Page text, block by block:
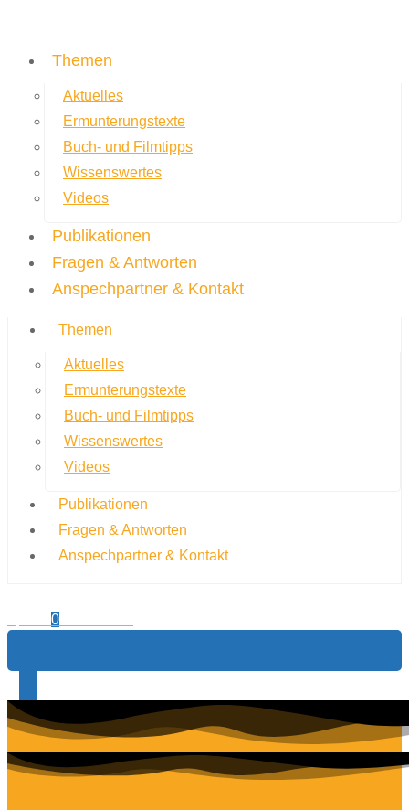
Themen
Aktuelles
Ermunterungstexte
Buch- und Filmtipps
Wissenswertes
Videos
Publikationen
Fragen & Antworten
Anspechpartner & Kontakt
Themen
Aktuelles
Ermunterungstexte
Buch- und Filmtipps
Wissenswertes
Videos
Publikationen
Fragen & Antworten
Anspechpartner & Kontakt
0